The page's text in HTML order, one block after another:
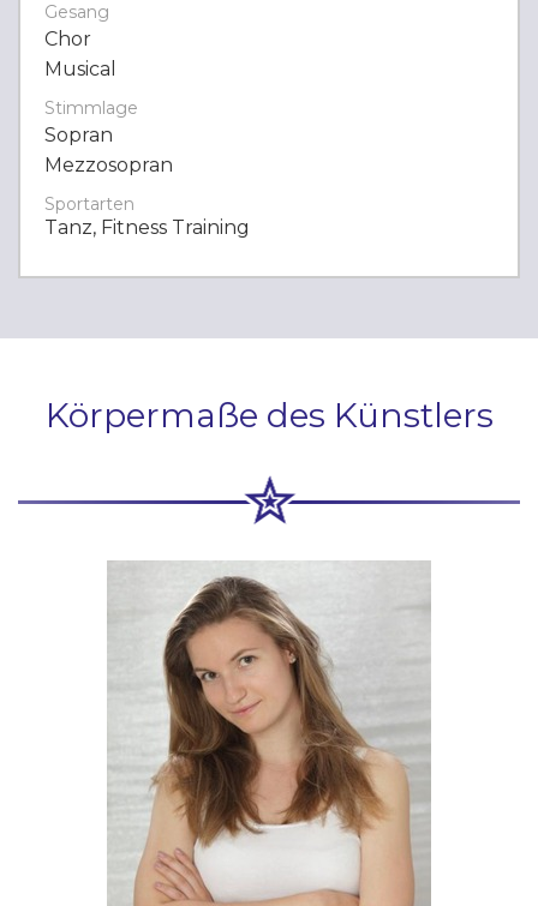
Gesang
Chor
Musical
Stimmlage
Sopran
Mezzosopran
Sportarten
Tanz, Fitness Training
Körpermaße des Künstlers